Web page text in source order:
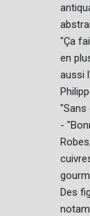
"Ça
en
aussi
"Sans
-
Des